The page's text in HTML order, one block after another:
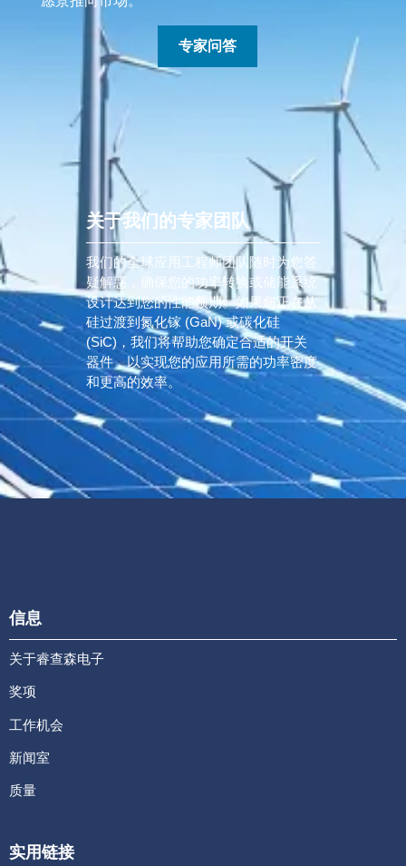
专家问答
关于我们的专家团队
我们的全球应用工程师团队随时为您答
疑解惑，确保您的功率转换或储能系统
设计达到您的性能预期。如果您正在从
硅过渡到氮化镓 (GaN) 或碳化硅
(SiC)，我们将帮助您确定合适的开关
器件，以实现您的应用所需的功率密度
和更高的效率。
信息
关于睿查森电子
奖项
工作机会
新闻室
质量
实用链接